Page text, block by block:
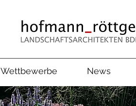
Wettbewerbe News